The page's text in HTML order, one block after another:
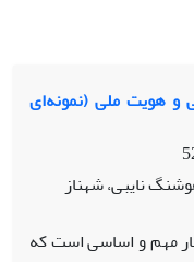
و هویت ملی (نمونه‌ای
نایبی، شهناز
مهم و اساسی است که